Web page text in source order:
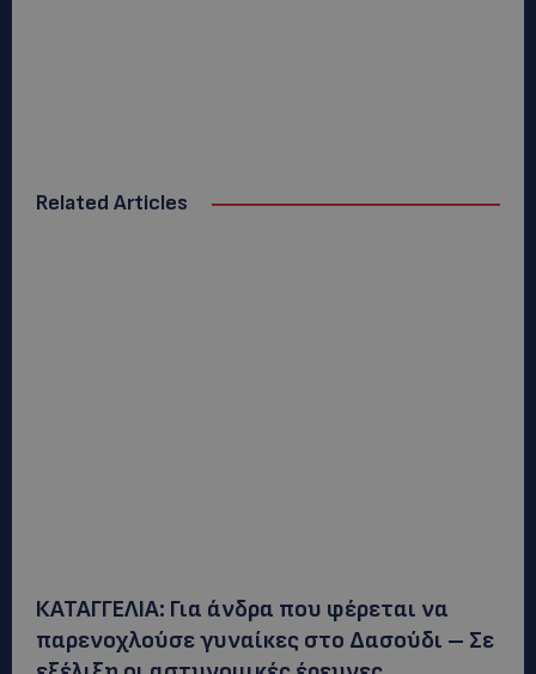
Related Articles
ΚΑΤΑΓΓΕΛΙΑ: Για άνδρα που φέρεται να
παρενοχλούσε γυναίκες στο Δασούδι – Σε